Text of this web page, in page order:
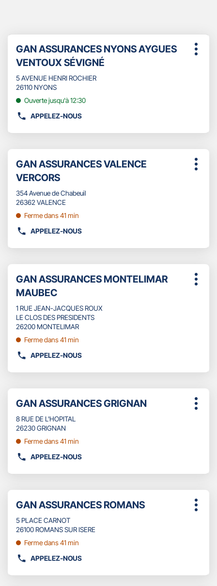
sur
touche
ENTRÉE
pour
plus
amples
informations
Point
de
vente
:
GAN ASSURANCES NYONS AYGUES
VENTOUX SÉVIGNÉ
5 AVENUE HENRI ROCHIER
26110 NYONS
Ouverte jusqu'à 12:30
APPELEZ-NOUS
AFFICHER
DE
TÉLÉPHONE
DU
POINT
DE
VENTE
GAN
ASSURANCES
NYONS
AYGUES
VENTOUX
Plus
sur
touche
ENTRÉE
pour
plus
amples
informations
Point
de
vente
:
GAN ASSURANCES VALENCE
VERCORS
354 Avenue de Chabeuil
26362 VALENCE
Ferme dans 41 min
APPELEZ-NOUS
AFFICHER
DE
TÉLÉPHONE
DU
POINT
DE
VENTE
GAN
ASSURANCES
VALENCE
VERCORS
Plus
sur
touche
ENTRÉE
pour
obtenir
plus
amples
informations
Point
de
vente
:
GAN ASSURANCES MONTELIMAR
MAUBEC
1 RUE JEAN-JACQUES ROUX
LE CLOS DES PRESIDENTS
26200 MONTELIMAR
Ferme dans 41 min
APPELEZ-NOUS
AFFICHER
DE
TÉLÉPHONE
DU
POINT
DE
VENTE
GAN
ASSURANCES
MAUBEC
Plus
sur
touche
ENTRÉE
pour
Point
vente
:
GAN ASSURANCES GRIGNAN
8 RUE DE L'HOPITAL
26230 GRIGNAN
Ferme dans 41 min
APPELEZ-NOUS
AFFICHER
DE
TÉLÉPHONE
DU
POINT
DE
VENTE
GAN
ASSURANCES
Plus
sur
touche
ENTRÉE
pour
Point
vente
:
GAN ASSURANCES ROMANS
5 PLACE CARNOT
26100 ROMANS SUR ISERE
Ferme dans 41 min
APPELEZ-NOUS
AFFICHER
Plus